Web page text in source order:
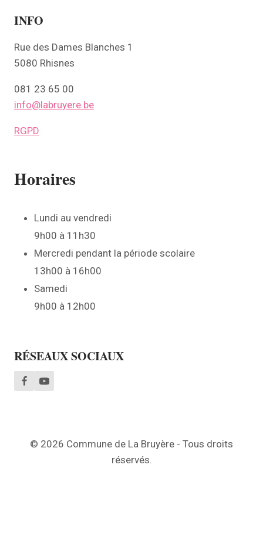
INFO
Rue des Dames Blanches 1
5080 Rhisnes
081 23 65 00
info@labruyere.be
RGPD
Horaires
Lundi au vendredi
9h00 à 11h30
Mercredi pendant la période scolaire
13h00 à 16h00
Samedi
9h00 à 12h00
RÉSEAUX SOCIAUX
© 2026 Commune de La Bruyère - Tous droits
réservés.